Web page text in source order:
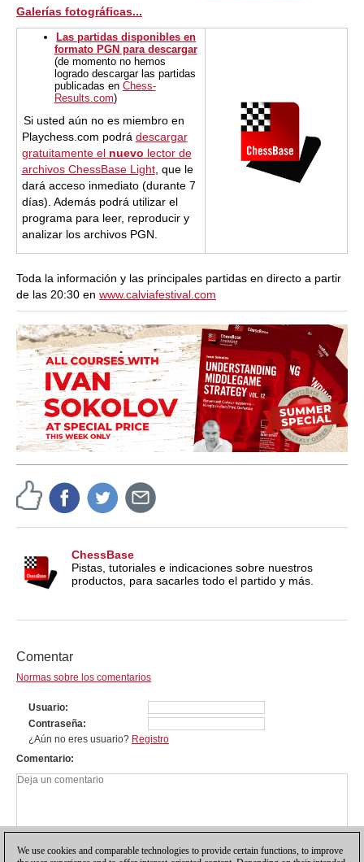
Galerías fotográficas...
Las partidas disponibles en
formato PGN para descargar
(de momento no hemos
logrado descargar las partidas
publicadas en Chess-
Results.com)
Si usted aún no es miembro en
Playchess.com podrá descargar
gratuitamente el nuevo lector de
archivos ChessBase Light, que le
dará acceso inmediato (durante 7
días). Además podrá utilizar el
programa para leer, reproducir y
analizar los archivos PGN.
Toda la información y las principales partidas en directo a partir
de las 20:30 en www.calviafestival.com
ChessBase
Pistas, tutoriales e indicaciones sobre nuestros
productos, para sacarles todo el partido y más.
Comentar
Normas sobre los comentarios
Usuario
Contraseña
¿Aún no eres usuario? Registro
Comentario
We use cookies and comparable technologies to provide certain functions, to improve